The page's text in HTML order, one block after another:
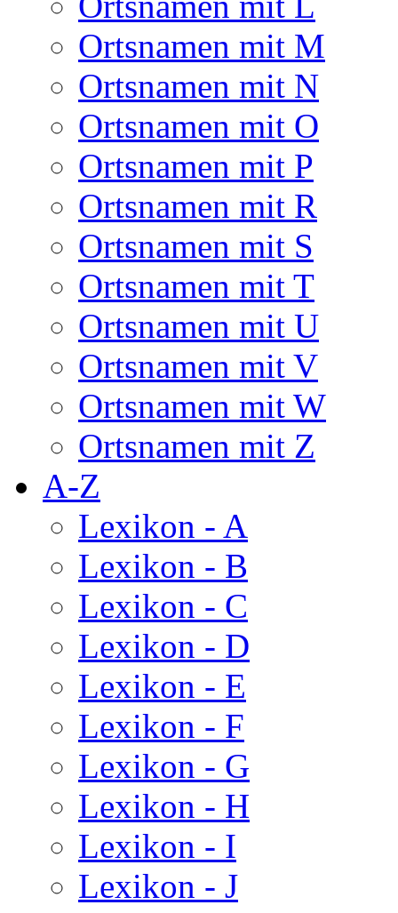
Ortsnamen mit M
Ortsnamen mit N
Ortsnamen mit O
Ortsnamen mit P
Ortsnamen mit R
Ortsnamen mit S
Ortsnamen mit T
Ortsnamen mit U
Ortsnamen mit V
Ortsnamen mit W
Ortsnamen mit Z
A-Z
Lexikon - A
Lexikon - B
Lexikon - C
Lexikon - D
Lexikon - E
Lexikon - F
Lexikon - G
Lexikon - H
Lexikon - I
Lexikon - J